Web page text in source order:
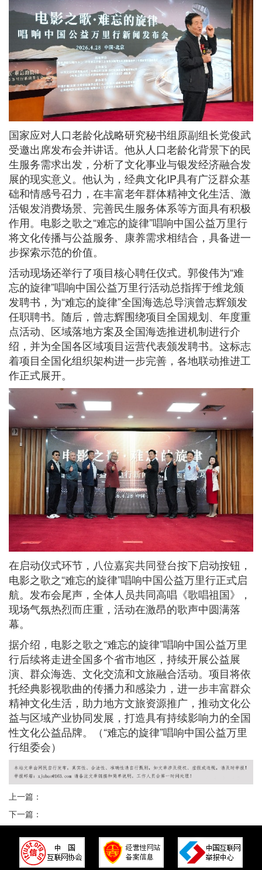
国家应对人口老龄化战略研究秘书组原副组长党俊武
受邀出席发布会并讲话。他从人口老龄化背景下的民
生服务需求出发，分析了文化事业与银发经济融合发
展的现实意义。他认为，经典文化IP具有广泛群众基
础和情感号召力，在丰富老年群体精神文化生活、激
活银发消费场景、完善民生服务体系等方面具有积极
作用。电影之歌之“难忘的旋律”唱响中国公益万里行
将文化传播与公益服务、康养需求相结合，具备进一
步探索示范的价值。
活动现场还举行了项目核心聘任仪式。郭俊伟为“难
忘的旋律”唱响中国公益万里行活动总指挥于维龙颁
发聘书，为“难忘的旋律”全国海选总导演曾志辉颁发
任职聘书。随后，曾志辉围绕项目全国规划、年度重
点活动、区域落地方案及全国海选推进机制进行介
绍，并为全国各区域项目运营代表颁发聘书。这标志
着项目全国化组织架构进一步完善，各地联动推进工
作正式展开。
在启动仪式环节，八位嘉宾共同登台按下启动按钮，
电影之歌之“难忘的旋律”唱响中国公益万里行正式启
航。发布会尾声，全体人员共同高唱《歌唱祖国》，
现场气氛热烈而庄重，活动在激昂的歌声中圆满落
幕。
据介绍，电影之歌之“难忘的旋律”唱响中国公益万里
行后续将走进全国多个省市地区，持续开展公益展
演、群众海选、文化交流和文旅融合活动。项目将依
托经典影视歌曲的传播力和感染力，进一步丰富群众
精神文化生活，助力地方文旅资源推广，推动文化公
益与区域产业协同发展，打造具有持续影响力的全国
性文化公益品牌。（“难忘的旋律”唱响中国公益万里
行组委会）
上一篇：
下一篇：